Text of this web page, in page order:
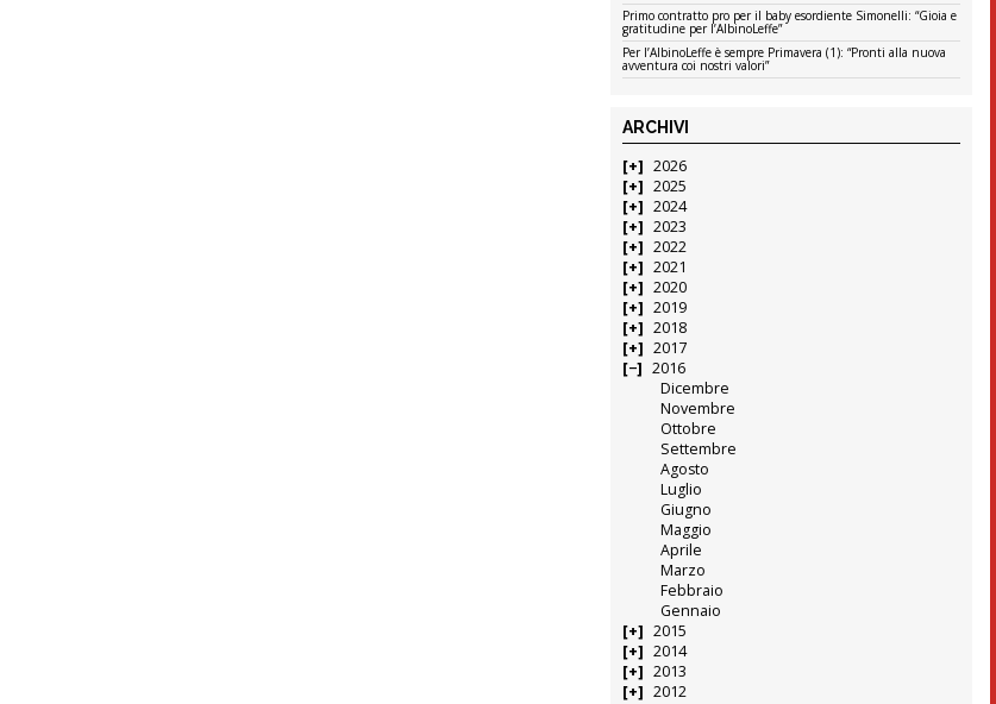
Primo contratto pro per il baby esordiente Simonelli: “Gioia e
gratitudine per l’AlbinoLeffe”
Per l’AlbinoLeffe è sempre Primavera (1): “Pronti alla nuova
avventura coi nostri valori”
ARCHIVI
2026
2025
2024
2023
2022
2021
2020
2019
2018
2017
2016
Dicembre
Novembre
Ottobre
Settembre
Agosto
Luglio
Giugno
Maggio
Aprile
Marzo
Febbraio
Gennaio
2015
2014
2013
2012